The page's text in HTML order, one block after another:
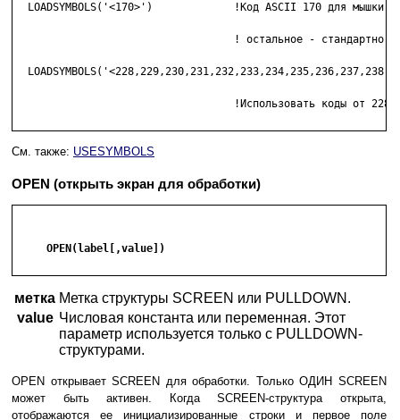
  LOADSYMBOLS('<170>')             !Код ASCII 170 для мышки,
                                   ! остальное - стандартно.
!Использовать коды от 228
См. также: USESYMBOLS
OPEN (открыть экран для обработки)
     OPEN(label[,value])
метка Метка структуры SCREEN или PULLDOWN.
value Числовая константа или переменная. Этот
параметр используется только с PULLDOWN-
структурами.
OPEN открывает SCREEN для обработки. Только ОДИН SCREEN
может быть активен. Когда SCREEN-структура открыта,
отображаются ее инициализированные строки и первое поле